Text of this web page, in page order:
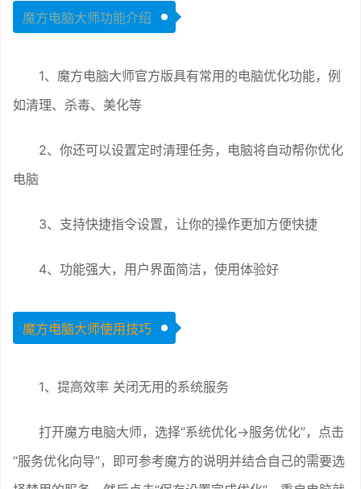
魔方电脑大师功能介绍
1、魔方电脑大师官方版具有常用的电脑优化功能，例
如清理、杀毒、美化等
2、你还可以设置定时清理任务，电脑将自动帮你优化
电脑
3、支持快捷指令设置，让你的操作更加方便快捷
4、功能强大，用户界面简洁，使用体验好
魔方电脑大师使用技巧
1、提高效率 关闭无用的系统服务
打开魔方电脑大师，选择“系统优化→服务优化”，点击
“服务优化向导”，即可参考魔方的说明并结合自己的需要选